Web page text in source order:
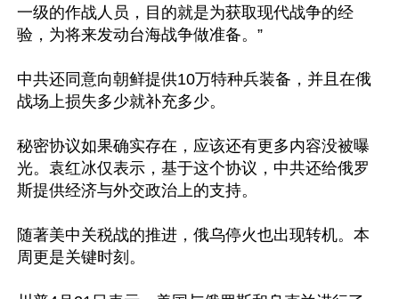
一级的作战人员，目的就是为获取现代战争的经
验，为将来发动台海战争做准备。”
中共还同意向朝鲜提供10万特种兵装备，并且在俄
战场上损失多少就补充多少。
秘密协议如果确实存在，应该还有更多内容没被曝
光。袁红冰仅表示，基于这个协议，中共还给俄罗
斯提供经济与外交政治上的支持。
随著美中关税战的推进，俄乌停火也出现转机。本
周更是关键时刻。